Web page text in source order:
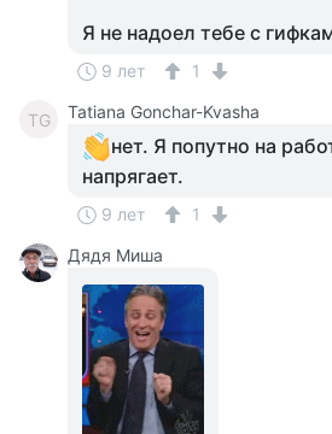
Я не надоел тебе с
9 лет 1
TG Tatiana Gonchar-Kvasha
нет. Я попутно на
напрягает.
9 лет
1
Дядя Миша